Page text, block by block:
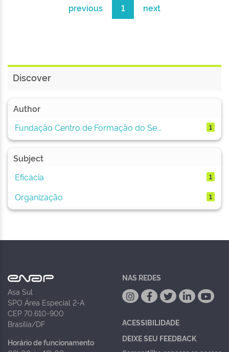
previous 1 next
Discover
Author
Fundação Centro de Formação do Se...
1
Subject
Eficácia
1
Organização 1
Asa Sul
SPO Área Especial 2-A
CEP 70.610-900
Brasília/DF
Horário de funcionamento
NAS REDES
ACESSIBILIDADE
DEIXE SEU FEEDBACK